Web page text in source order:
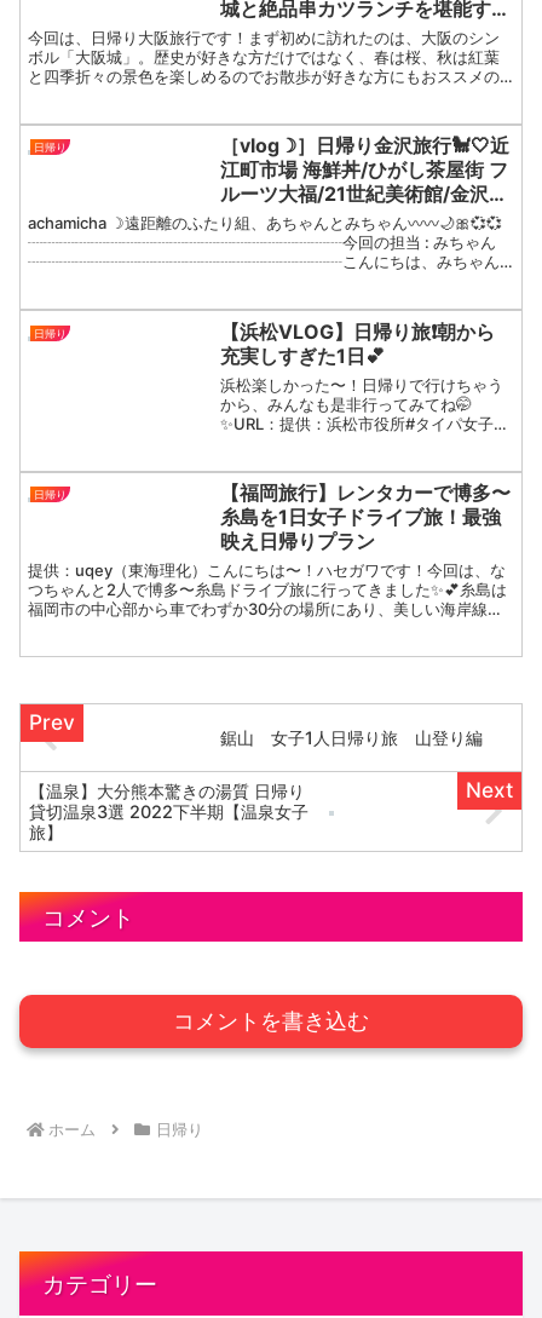
城と絶品串カツランチを堪能する
日帰り女子旅♪
今回は、日帰り大阪旅行です！まず初めに訪れたのは、大阪のシン
ボル「大阪城」。歴史が好きな方だけではなく、春は桜、秋は紅葉
と四季折々の景色を楽しめるのでお散歩が好きな方にもおススメの
日帰り
［vlog☽］日帰り金沢旅行🐩🤍近
江町市場 海鮮丼/ひがし茶屋街 フ
ルーツ大福/21世紀美術館/金沢お
でん 食べまくり女子旅🌙🎀✨
achamicha ☽遠距離のふたり組、あちゃんとみちゃん〰️〰️🌙🎀💞💞
┈┈┈┈┈┈┈┈┈┈┈┈┈┈┈┈┈┈┈┈今回の担当 : みちゃん
┈┈┈┈┈┈┈┈┈┈┈┈┈┈┈┈┈┈┈┈こんにちは、みちゃん
日帰り
【浜松VLOG】日帰り旅❗️朝から
充実しすぎた1日💕
浜松楽しかった〜！日帰りで行けちゃう
から、みんなも是非行ってみてね🤭
✨URL：提供：浜松市役所#タイパ女子旅
ンド】unju+■ お仕事依頼はこちら💌
kie...
日帰り
【福岡旅行】レンタカーで博多〜
糸島を1日女子ドライブ旅！最強
映え日帰りプラン
提供：uqey（東海理化）こんにちは〜！ハセガワです！今回は、な
つちゃんと2人で博多〜糸島ドライブ旅に行ってきました✨💕糸島は
福岡市の中心部から車でわずか30分の場所にあり、美しい海岸線を
鋸山 女子1人日帰り旅 山登り編
【温泉】大分熊本驚きの湯質 日帰り
貸切温泉3選 2022下半期【温泉女子
旅】
コメント
コメントを書き込む
ホーム 日帰り
カテゴリー